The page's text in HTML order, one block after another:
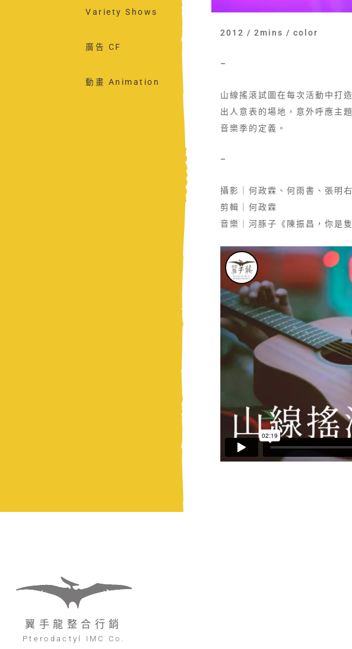
Variety Shows
廣告 CF
動畫 Animation
2012 / 2mins / color
–
山線搖滾試圖在每次活動中打
出人意表的場地，意外呼應主
音樂季的定義。
–
攝影｜何政霖、何雨書、張明右
剪輯｜何政霖
音樂｜河豚子《陳振昌，你是隻
翼手龍整合行銷
Pterodactyl IMC Co.